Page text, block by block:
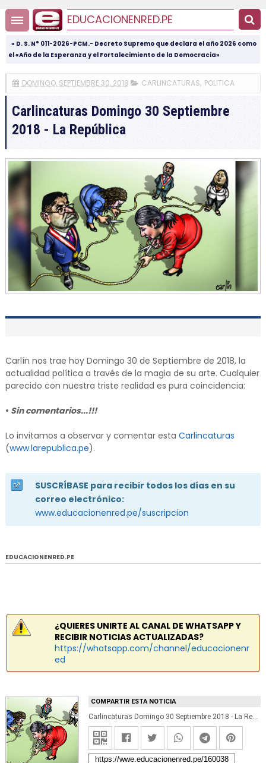
EDUCACIONENRED.PE
« D. S. N° 011-2026-PCM.- Decreto Supremo que declara el año 2026 como
el «Año de la Esperanza y el Fortalecimiento de la Democracia»
DOMINGO, SEPTIEMBRE 30, 2018 CARLINCATURAS, POLITICA
Carlincaturas Domingo 30 Septiembre
2018 - La República
Carlín nos trae hoy Domingo 30 de Septiembre de 2018, la
actualidad política a través de la magia de su arte. Cualquier
parecido con nuestra triste realidad es pura coincidencia:
• Sin comentarios...!!!
Lo invitamos a observar y comentar esta Carlincaturas
(www.larepublica.pe).
SUSCRÍBASE para recibir todos los días en su
correo electrónico:
www.educacionenred.pe/suscripcion
EDUCACIONENRED.PE
¿QUIERES UNIRTE AL CANAL DE WHATSAPP Y
RECIBIR NOTICIAS ACTUALIZADAS?
https://whatsapp.com/channel/educacionenr
ed
COMPARTIR ESTA NOTICIA
Carlincaturas Domingo 30 Septiembre 2018 - La República